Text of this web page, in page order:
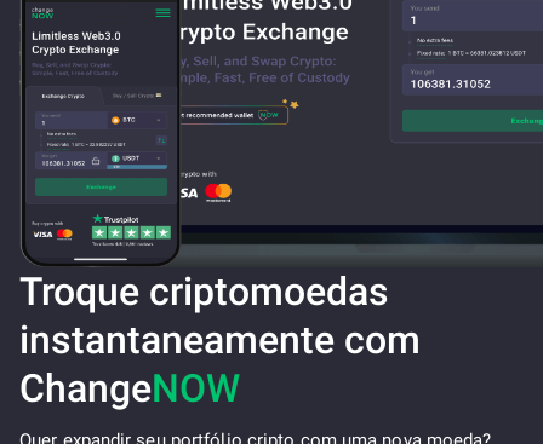
Troque criptomoedas
instantaneamente com
ChangeNOW